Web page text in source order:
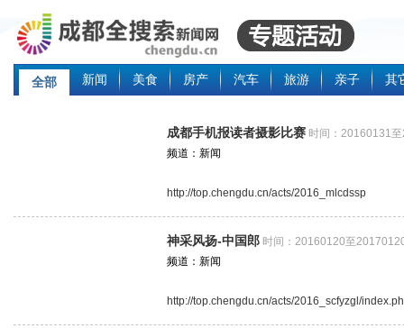
全部 新闻 美食 房产 汽车 旅游 亲子 其
成都手机报读者摄影比赛 时间：20160131
频道：新闻
http://top.chengdu.cn/acts/2016_mlcdssp
神采风扬-中国郎 时间：20160120至
频道：新闻
http://top.chengdu.cn/acts/2016_scfyzgl/